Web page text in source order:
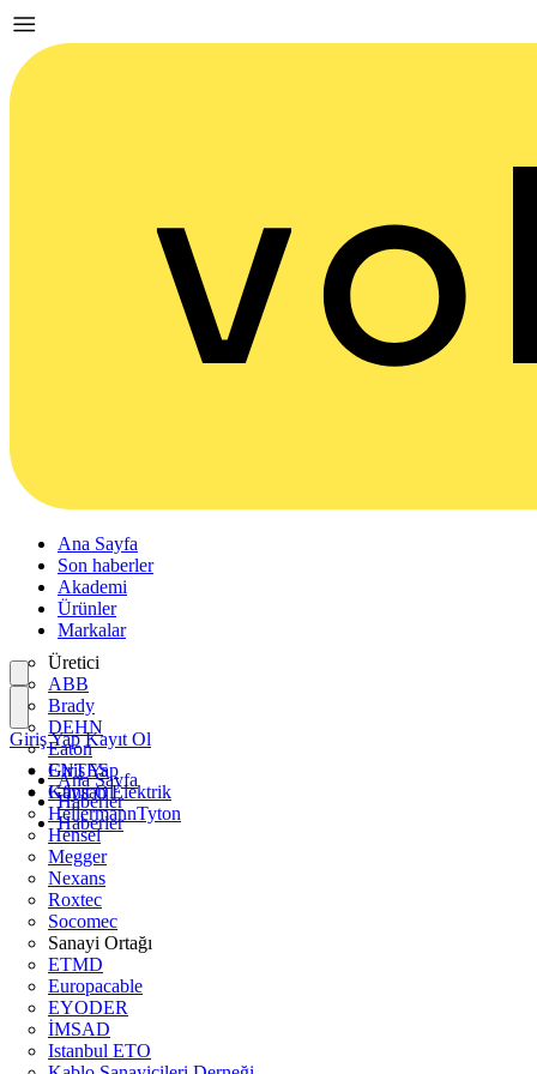
Ana Sayfa
Son haberler
Akademi
Ürünler
Markalar
Üretici
ABB
Brady
DEHN
Eaton
ENTES
Günsan Elektrik
HellermannTyton
Hensel
Megger
Nexans
Roxtec
Socomec
Sanayi Ortağı
ETMD
Europacable
EYODER
İMSAD
Istanbul ETO
Giriş Yap
Kayıt Ol
Giriş Yap Kayıt Ol
Ana Sayfa
Haberler
Haberler